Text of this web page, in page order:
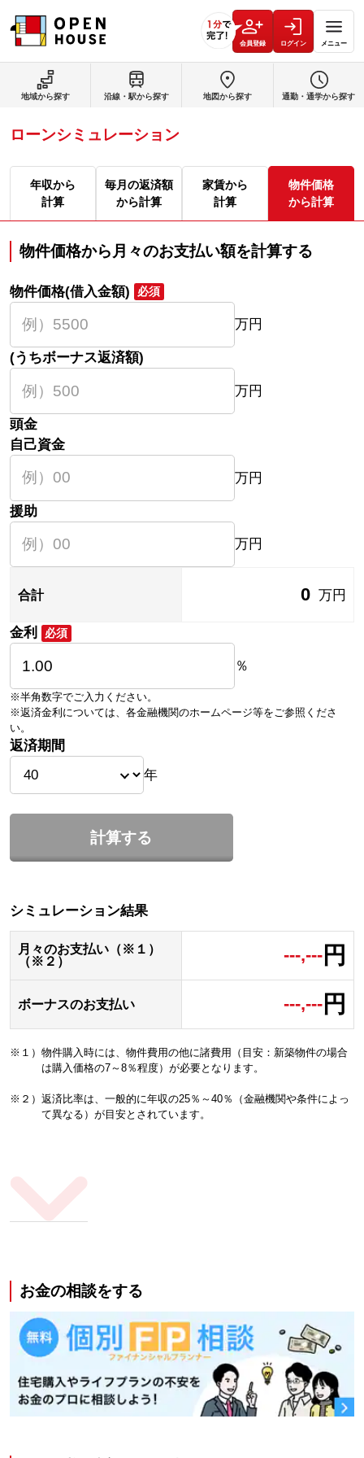
会員登録 ログイン メニュー
地域から探す 沿線・駅から探す 地図から探す 通勤・通学から探す
ローンシミュレーション
年収から
計算
毎月の返済額
から計算
家賃から
計算
物件価格
から計算
物件価格から月々のお支払い額を計算する
物件価格(借入金額) 必須
万円
(うちボーナス返済額)
万円
頭金
自己資金
万円
援助
万円
合計 0 万円
金利 必須
％
※半角数字でご入力ください。
※返済金利については、各金融機関のホームページ等をご参照くださ
い。
返済期間
年
計算する
シミュレーション結果
月々のお支払い（※１）
（※２）
---,---円
ボーナスのお支払い ---,---円
※１）物件購入時には、物件費用の他に諸費用（目安：新築物件の場合
は購入価格の7～8％程度）が必要となります。
※２）返済比率は、一般的に年収の25％～40％（金融機関や条件によっ
て異なる）が目安とされています。
お金の相談をする